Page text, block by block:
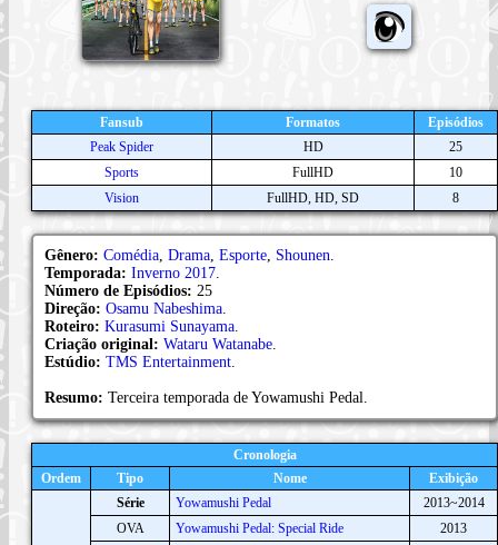
Fansub Formatos
Episódios
Peak Spider
HD
25
Sports
FullHD
10
Vision
FullHD, HD, SD 8
Gênero: Comédia Drama Esporte Shounen
Temporada: Inverno 2017
Número de Episódios: 25
Direção: Osamu Nabeshima
Roteiro: Kurasumi Sunayama
Criação original: Wataru Watanabe
Estúdio: TMS Entertainment
Resumo: Terceira temporada de Yowamushi Pedal.
Cronologia
Ordem
Tipo Nome Exibição
Série Yowamushi Pedal
2013~2014
OVA
Yowamushi Pedal: Special Ride
2013